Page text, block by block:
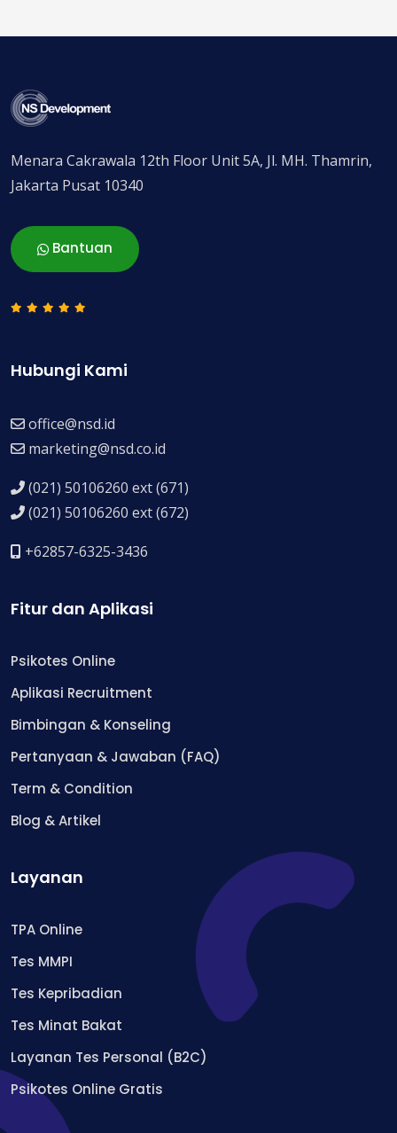
Menara Cakrawala 12th Floor Unit 5A, Jl. MH. Thamrin,
Jakarta Pusat 10340
Bantuan
Hubungi Kami
office@nsd.id
marketing@nsd.co.id
(021) 50106260 ext (671)
(021) 50106260 ext (672)
+62857-6325-3436
Fitur dan Aplikasi
Psikotes Online
Aplikasi Recruitment
Bimbingan & Konseling
Pertanyaan & Jawaban (FAQ)
Term & Condition
Blog & Artikel
Layanan
TPA Online
Tes MMPI
Tes Kepribadian
Tes Minat Bakat
Layanan Tes Personal (B2C)
Psikotes Online Gratis